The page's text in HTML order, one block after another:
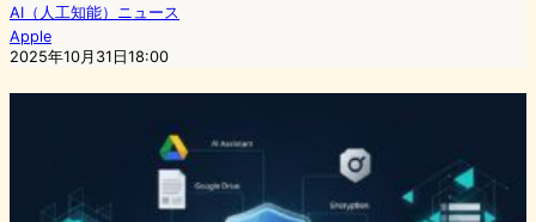
AI（人工知能）ニュース
Apple
2025年10月31日18:00